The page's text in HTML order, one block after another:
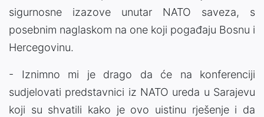
sigurnosne izazove unutar NATO saveza, s
posebnim naglaskom na one koji pogađaju Bosnu i
Hercegovinu.
- Iznimno mi je drago da će na konferenciji
sudjelovati predstavnici iz NATO ureda u Sarajevu
koji su shvatili kako je ovo uistinu rješenje i da